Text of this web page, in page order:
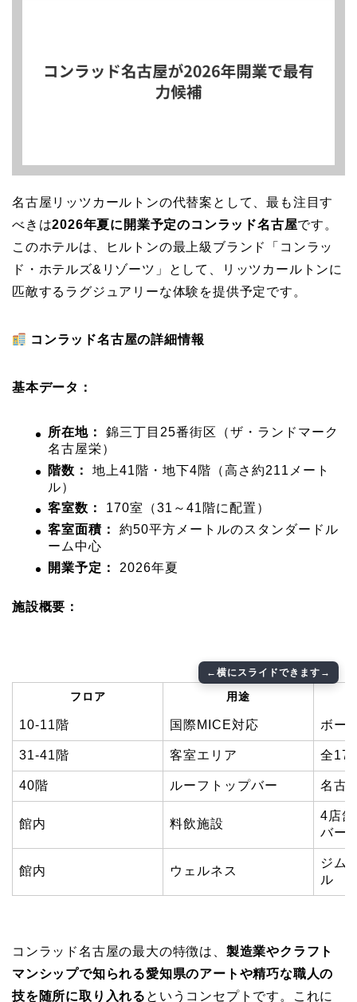
名古屋リッツカールトンの代替案として、最も注目す
べきは2026年夏に開業予定のコンラッド名古屋です。
このホテルは、ヒルトンの最上級ブランド「コンラッ
ド・ホテルズ&リゾーツ」として、リッツカールトンに
匹敵するラグジュアリーな体験を提供予定です。
コンラッド名古屋の詳細情報
基本データ：
所在地：
錦三丁目25番街区（ザ・ランドマーク
名古屋栄）
階数：
地上41階・地下4階（高さ約211メート
ル）
客室数：
170室（31～41階に配置）
客室面積：
約50平方メートルのスタンダードル
ーム中心
開業予定：
2026年夏
施設概要：
フロア 用途
10-11階 国際MICE対応 ボー
31-41階 客室エリア 全
40階 ルーフトップバー 名古
館内 料飲施設
4店
バー
館内 ウェルネス
ジム
ル
コンラッド名古屋の最大の特徴は、 製造業やクラフト
マンシップで知られる愛知県のアートや精巧な職人の
技を随所に取り入れる というコンセプトです。これに